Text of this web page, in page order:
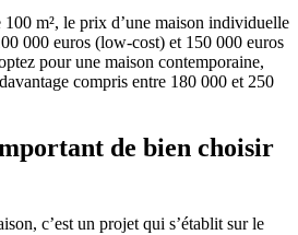
m², le prix d’une maison individuelle
000 euros (low-cost) et 150 000 euros
pour une maison contemporaine,
compris entre 180 000 et 250
de bien choisir
c’est un projet qui s’établit sur le